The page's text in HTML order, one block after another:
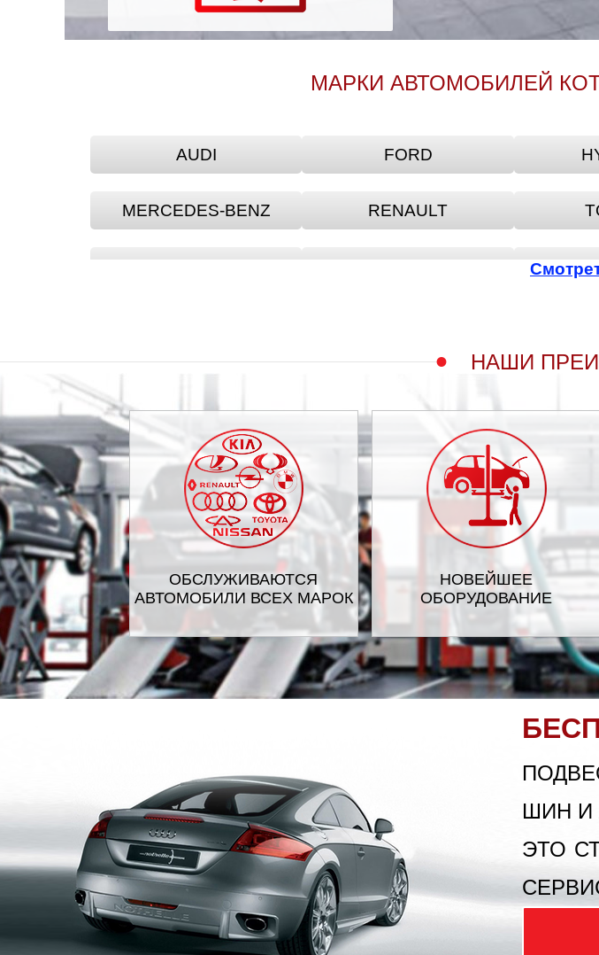
МАРКИ АВТОМОБИЛЕЙ
ACURA ALFA ROMEO
AUDI
CITRO?N CITROEN
DAIHATSU DATSUN
FAW
FORD
GEELY GMC
HONDA HUMMER
LINCOLN MAZDA
MERCEDES-BENZ
MOSKVICH NISSAN
PLYMOUTH PONTIAC
RENAULT
НАШИ
ОБСЛУЖИВАЮТСЯ
АВТОМОБИЛИ ВСЕХ МАРОК
НОВЕЙШЕЕ
ОБОРУДОВАНИЕ
ШИН И
ЭТО